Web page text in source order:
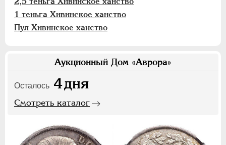
1 теньга Хивинское ханство
Пул Хивинское ханство
Аукционный Дом «Аврора»
Осталось 4дня
Смотреть каталог
Польские. Осада Замостья
Польские. Восстание 1830-1831
Польские. Город Краков
Австрийские дукаты
Германская оккупация 1916